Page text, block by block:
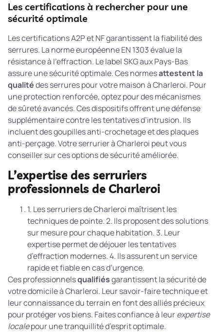
Les certifications à rechercher pour une
sécurité optimale
Les certifications A2P et NF garantissent la fiabilité des
serrures. La norme européenne EN 1303 évalue la
résistance à l’effraction. Le label SKG aux Pays-Bas
assure une sécurité optimale. Ces normesattestent la
qualitédes serrures pour votre maison à Charleroi. Pour
une protection renforcée, optez pour desmécanismes
de sûreté avancés. Ces dispositifs offrent une défense
supplémentaire contre les tentatives d’intrusion. Ils
incluent des goupilles anti-crochetage et des plaques
anti-perçage. Votre serrurier à Charleroi peut vous
conseiller sur ces options de sécurité améliorée.
L’expertise des serruriers
professionnels de Charleroi
1. Les serruriers de Charleroi maîtrisent les
techniques de pointe. 2. Ils proposent des solutions
sur mesure pour chaque habitation. 3. Leur
expertise permet de déjouer les tentatives
d’effraction modernes. 4. Ils assurent un service
rapide et fiable en cas d’urgence.
Ces professionnelsqualifiésgarantissent la sécurité de
votre domicile à Charleroi. Leur savoir-faire technique et
leur connaissance du terrain en font des alliés précieux
pour protéger vos biens. Faites confiance à leurexpertise
localepour une tranquillité d’esprit optimale.